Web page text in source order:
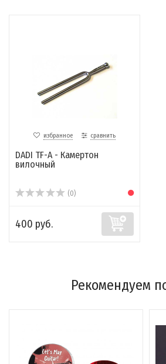
избранное сравнить
DADI TF-A - Камертон
вилочный
(0)
400 руб.
Рекомендуем